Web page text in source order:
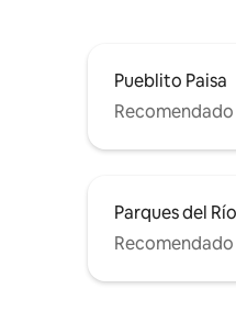
Pueblito Paisa
Parques del Río